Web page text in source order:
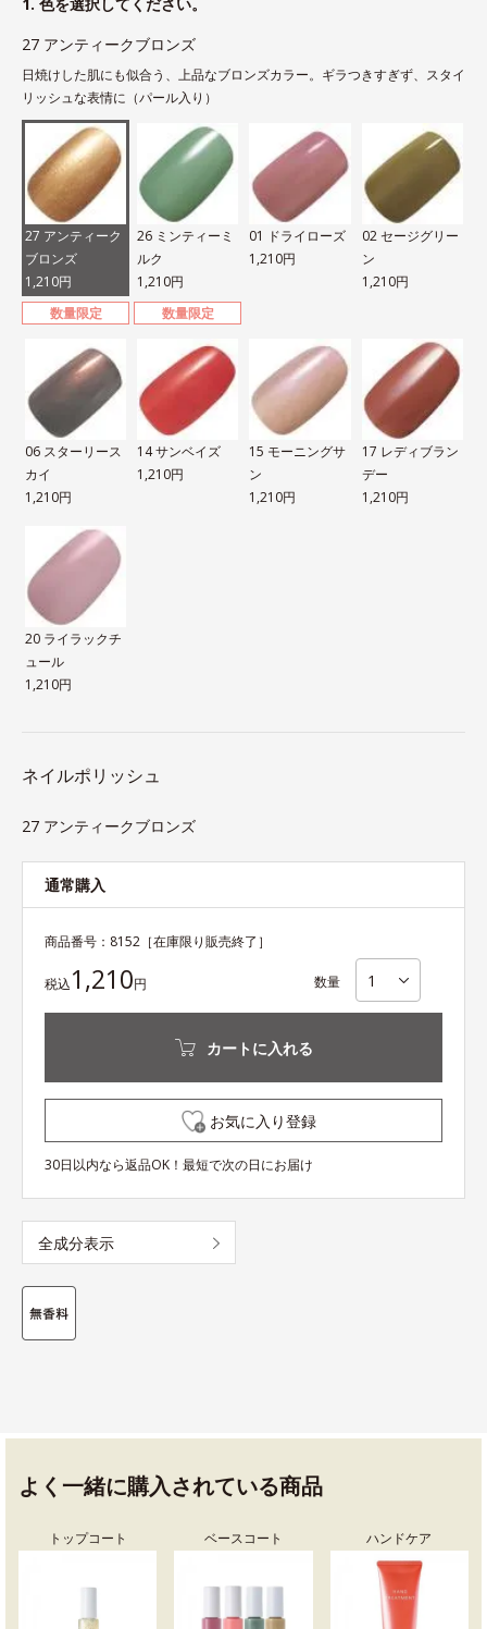
27 アンティークブロンズ
日焼けした肌にも似合う、上品なブロンズカラー。ギラつきすぎず、スタイ
リッシュな表情に（パール入り）
27 アンティーク
ブロンズ
1,210円
数量限定
26 ミンティーミ
ルク
1,210円
数量限定
01 ドライローズ
1,210円
02 セージグリー
ン
1,210円
06 スターリース
カイ
1,210円
14 サンベイズ
1,210円
15 モーニングサ
ン
1,210円
17 レディブラン
デー
1,210円
20 ライラックチ
ュール
1,210円
ネイルポリッシュ
27 アンティークブロンズ
通常購入
商品番号： 8152 ［在庫限り販売終了］
税込1,210円 数量
カートに入れる
お気に入り登録
30日以内なら返品OK！最短で次の日にお届け
全成分表示
よく一緒に購入されている商品
トップコート ベースコート ハンドケア